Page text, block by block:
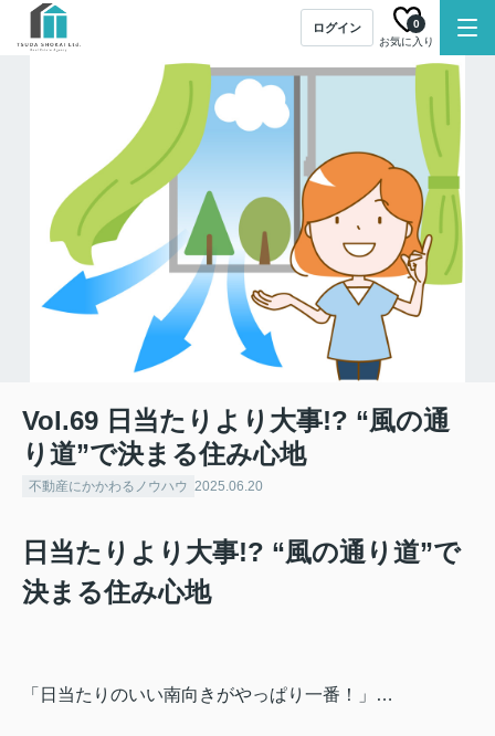
ログイン
お気に入り
0
Vol.69 日当たりより大事!? “風の通
り道”で決まる住み心地
不動産にかかわるノウハウ 2025.06.20
日当たりより大事!? “風の通り道”で
決まる住み心地
「日当たりのいい南向きがやっぱり一番！」…